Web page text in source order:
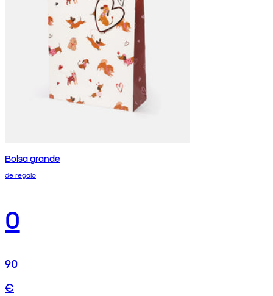
Bolsa grande
de regalo
0
90
€